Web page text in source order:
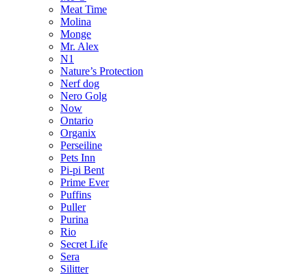
Meat Time
Molina
Monge
Mr. Alex
N1
Nature’s Protection
Nerf dog
Nero Golg
Now
Ontario
Organix
Perseiline
Pets Inn
Pi-pi Bent
Prime Ever
Puffins
Puller
Purina
Rio
Secret Life
Sera
Silitter